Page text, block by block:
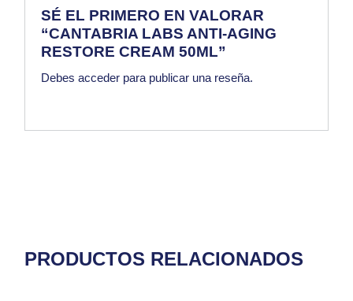
SÉ EL PRIMERO EN VALORAR
“CANTABRIA LABS ANTI-AGING
RESTORE CREAM 50ML”
Debesacceder para publicar una reseña.
PRODUCTOS RELACIONADOS